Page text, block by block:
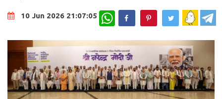
10 Jun 2026 21:07:05 WhatsApp